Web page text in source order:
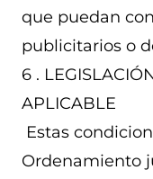
que puedan
publicitarios o
6 .
APLICABLE
Estas
Ordenamiento